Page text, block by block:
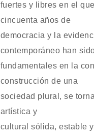
fuertes y libres en el
cincuenta años de
democracia y la
contemporáneo han
fundamentales en la
construcción de una
sociedad plural, se
artística y
cultural sólida, estable